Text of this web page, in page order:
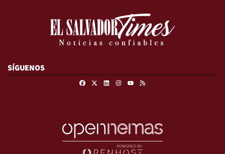
SÍGUENOS
FacebookLinkedinInstagram